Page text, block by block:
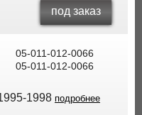
под заказ
05-011-012-0066
05-011-012-0066
1998 подробнее